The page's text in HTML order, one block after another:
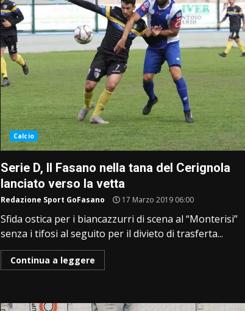
Calcio
Serie D, Il Fasano nella tana del Cerignola
lanciato verso la vetta
Redazione Sport GoFasano 17 Marzo 2019 06:00
Sfida ostica per i biancazzurri di scena al “Monterisi”
senza i tifosi al seguito per il divieto di trasferta...
Continua a leggere